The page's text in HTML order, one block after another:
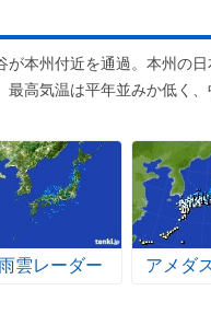
本州付近を通過。本州の
高気温は平年並みか低く
雲レーダー アメダ